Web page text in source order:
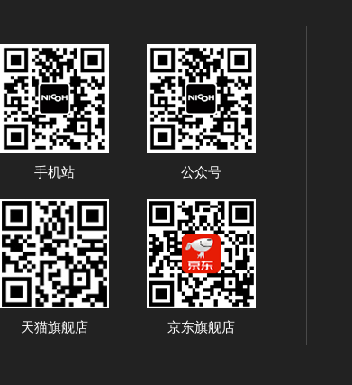
手机站 公众号
天猫旗舰店 京东旗舰店